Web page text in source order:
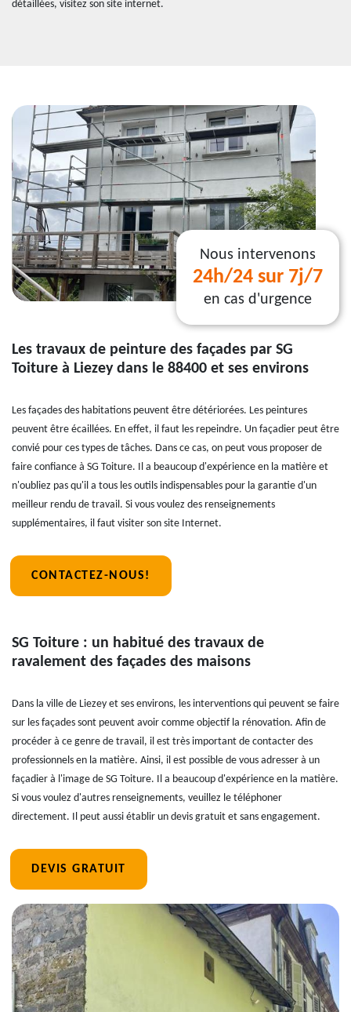
détaillées, visitez son site internet.
Nous intervenons
24h/24 sur 7j/7
en cas d'urgence
Les travaux de peinture des façades par SG
Toiture à Liezey dans le 88400 et ses environs
Les façades des habitations peuvent être détériorées. Les peintures
peuvent être écaillées. En effet, il faut les repeindre. Un façadier peut être
convié pour ces types de tâches. Dans ce cas, on peut vous proposer de
faire confiance à SG Toiture. Il a beaucoup d'expérience en la matière et
n'oubliez pas qu'il a tous les outils indispensables pour la garantie d'un
meilleur rendu de travail. Si vous voulez des renseignements
supplémentaires, il faut visiter son site Internet.
CONTACTEZ-NOUS!
SG Toiture : un habitué des travaux de
ravalement des façades des maisons
Dans la ville de Liezey et ses environs, les interventions qui peuvent se faire
sur les façades sont peuvent avoir comme objectif la rénovation. Afin de
procéder à ce genre de travail, il est très important de contacter des
professionnels en la matière. Ainsi, il est possible de vous adresser à un
façadier à l'image de SG Toiture. Il a beaucoup d'expérience en la matière.
Si vous voulez d'autres renseignements, veuillez le téléphoner
directement. Il peut aussi établir un devis gratuit et sans engagement.
DEVIS GRATUIT